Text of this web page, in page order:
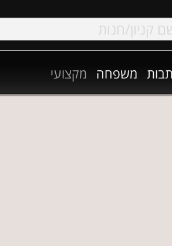
משפחה מקצועי